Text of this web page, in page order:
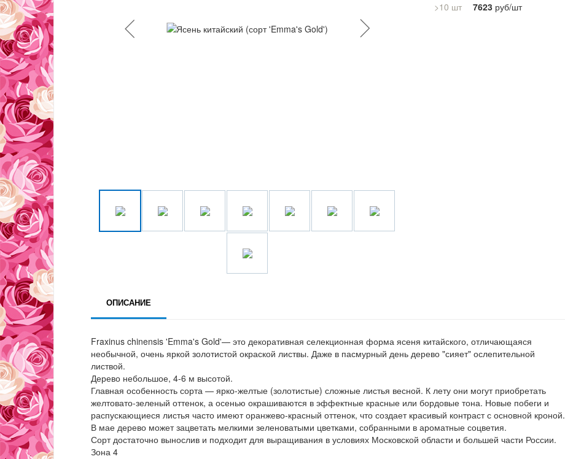
>10 шт
7623 руб/шт
ОПИСАНИЕ
Fraxinus chinensis 'Emma's Gold'— это декоративная селекционная форма ясеня китайского, отличающаяся
необычной, очень яркой золотистой окраской листвы. Даже в пасмурный день дерево "сияет" ослепительной
листвой.
Дерево небольшое, 4-6 м высотой.
Главная особенность сорта — ярко-желтые (золотистые) сложные листья весной. К лету они могут приобретать
желтовато-зеленый оттенок, а осенью окрашиваются в эффектные красные или бордовые тона. Новые побеги и
распускающиеся листья часто имеют оранжево-красный оттенок, что создает красивый контраст с основной кроной.
В мае дерево может зацветать мелкими зеленоватыми цветками, собранными в ароматные соцветия.
Сорт достаточно вынослив и подходит для выращивания в условиях Московской области и большей части России.
Зона 4